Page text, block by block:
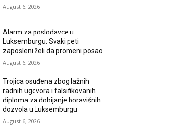
August 6, 2026
Alarm za poslodavce u
Luksemburgu: Svaki peti
zaposleni želi da promeni posao
August 6, 2026
Trojica osuđena zbog lažnih
radnih ugovora i falsifikovanih
diploma za dobijanje boravišnih
dozvola u Luksemburgu
August 6, 2026